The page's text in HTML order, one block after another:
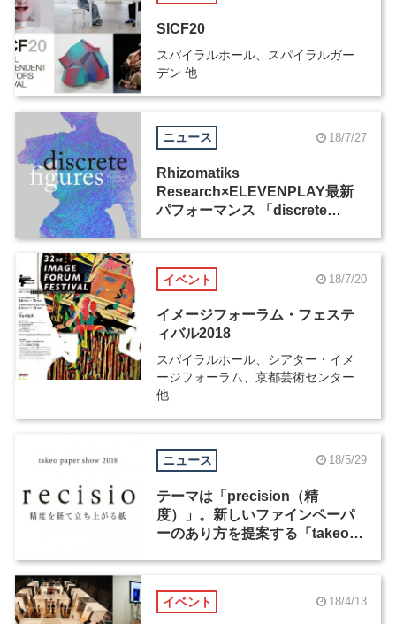
SICF20
スパイラルホール、スパイラルガー
デン 他
ニュース 18/7/27
Rhizomatiks
Research×ELEVENPLAY最新
パフォーマンス 「discrete
3日間にわたって開催
イベント 18/7/20
イメージフォーラム・フェステ
ィバル2018
スパイラルホール、シアター・イメ
ージフォーラム、京都芸術センター
他
ニュース 18/5/29
テーマは「precision（精
度）」。新しいファインペーパ
ーのあり方を提案する「takeo
イベント 18/4/13